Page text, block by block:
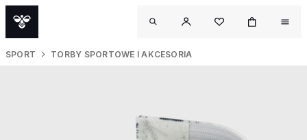
SPORT TORBY SPORTOWE I AKCESORIA